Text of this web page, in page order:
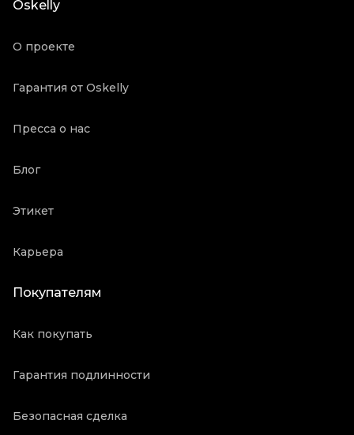
Продавец
Oskelly
О проекте
Гарантия от Oskelly
Пресса о нас
Блог
Этикет
Карьера
Покупателям
Как покупать
Гарантия подлинности
Безопасная сделка